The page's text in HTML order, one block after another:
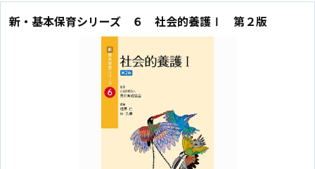
新・基本保育シリーズ ６ 社会的養護Ⅰ 第２版